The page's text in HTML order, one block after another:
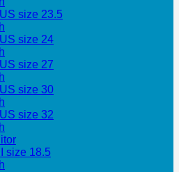
size 23.5
size 24
size 27
size 30
size 32
size 18.5